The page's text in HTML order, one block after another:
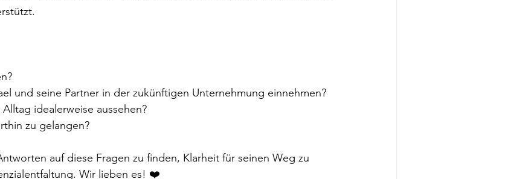
und seine Partner in der zukünftigen Unternehmung einnehmen?
idealerweise aussehen?
zu gelangen?
auf diese Fragen zu finden, Klarheit für seinen Weg zu
Wir lieben es! ❤️